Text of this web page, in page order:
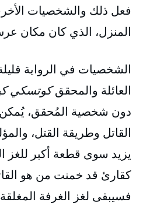
فعل ذلك والشخصيات
المنزل، الذي كان مكان
الشخصيات في الرواية
العائلة والمحققكوتسكي
دون شخصية المُحقق، يُمكن
القاتل وطريقة القتل،
يزيد سوى قطعة أكبر للغز
كقارئ قد خمنت من هو
فسيبقى لغز الغرفة